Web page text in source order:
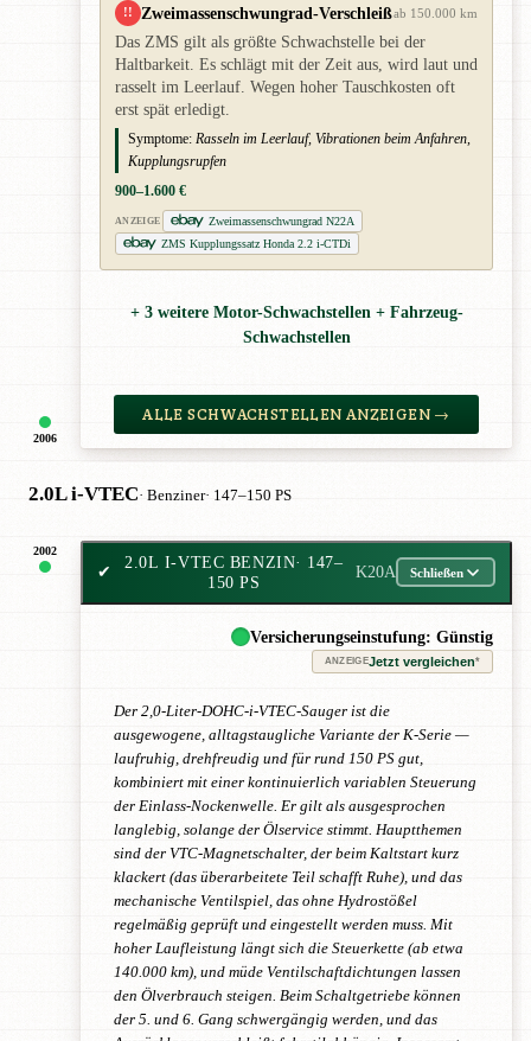
2006
!! Zweimassenschwungrad-Verschleißab 150.000 km
Das ZMS gilt als größte Schwachstelle bei der
Haltbarkeit. Es schlägt mit der Zeit aus, wird laut und
rasselt im Leerlauf. Wegen hoher Tauschkosten oft
erst spät erledigt.
Symptome: Rasseln im Leerlauf, Vibrationen beim Anfahren,
Kupplungsrupfen
900–1.600 €
ANZEIGE
Zweimassenschwungrad N22A
ZMS Kupplungssatz Honda 2.2 i-CTDi
+ 3 weitere Motor-Schwachstellen + Fahrzeug-
Schwachstellen
ALLE SCHWACHSTELLEN ANZEIGEN →
2.0L i-VTEC· Benziner· 147–150 PS
2002
✔
2.0L I-VTEC BENZIN· 147–
150 PS
K20A Schließen
Versicherungseinstufung: Günstig
ANZEIGEJetzt vergleichen*
Der 2,0-Liter-DOHC-i-VTEC-Sauger ist die
ausgewogene, alltagstaugliche Variante der K-Serie —
laufruhig, drehfreudig und für rund 150 PS gut,
kombiniert mit einer kontinuierlich variablen Steuerung
der Einlass-Nockenwelle. Er gilt als ausgesprochen
langlebig, solange der Ölservice stimmt. Hauptthemen
sind der VTC-Magnetschalter, der beim Kaltstart kurz
klackert (das überarbeitete Teil schafft Ruhe), und das
mechanische Ventilspiel, das ohne Hydrostößel
regelmäßig geprüft und eingestellt werden muss. Mit
hoher Laufleistung längt sich die Steuerkette (ab etwa
140.000 km), und müde Ventilschaftdichtungen lassen
den Ölverbrauch steigen. Beim Schaltgetriebe können
der 5. und 6. Gang schwergängig werden, und das